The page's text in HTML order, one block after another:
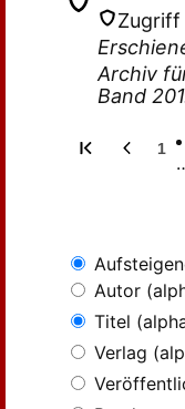
Zugriff
Archiv
Band
1
Autor
Titel
Verlag